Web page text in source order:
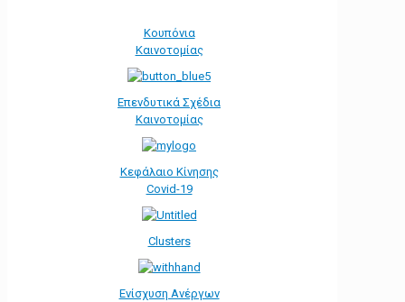
Κουπόνια
Καινοτομίας
Επενδυτικά Σχέδια
Καινοτομίας
Κεφάλαιο Κίνησης
Covid-19
Clusters
Ενίσχυση Ανέργων